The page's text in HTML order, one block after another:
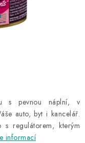
podmínky
serveru
s pevnou náplní, v
auto, byt i kancelář.
s regulátorem, kterým
informací